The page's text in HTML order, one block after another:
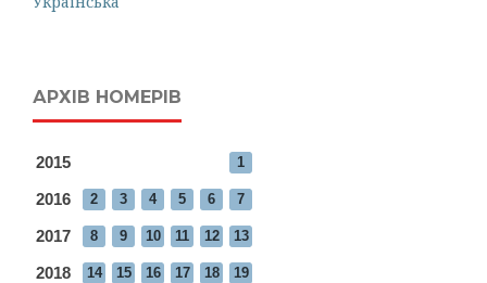
АРХІВ НОМЕРІВ
2015 1
2016 2 3 4 5 6 7
2017 8 9 10 11 12 13
2018 14 15 16 17 18 19